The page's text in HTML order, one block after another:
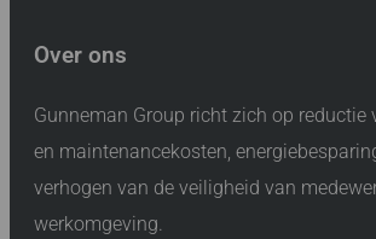
Over ons
Gunneman Group richt zich op reductie
en maintenancekosten,
verhogen van de veiligheid van
werkomgeving.